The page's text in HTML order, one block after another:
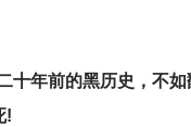
十年前的黑历史，不
!